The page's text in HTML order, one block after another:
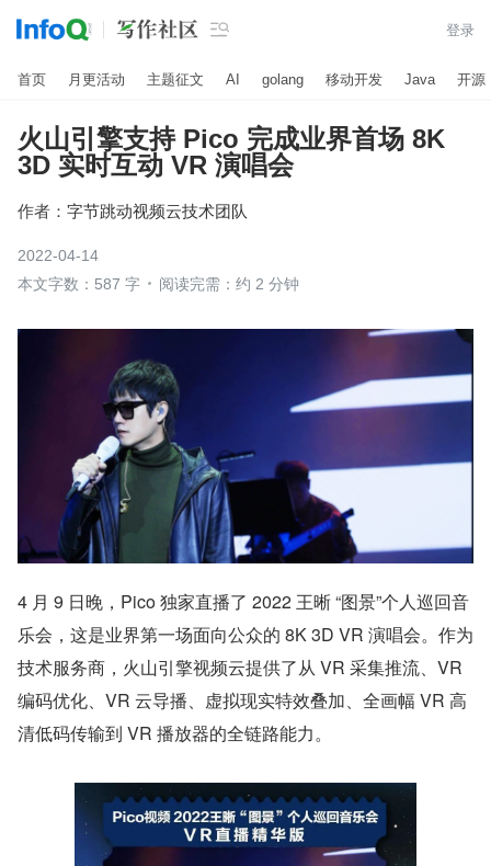
 登录
首页 月更活动 主题征文 AI golang 移动开发 Java 开源
火山引擎支持 Pico 完成业界首场 8K
3D 实时互动 VR 演唱会
作者： 字节跳动视频云技术团队
2022-04-14
本文字数：587 字
阅读完需：约 2 分钟
4 月 9 日晚，Pico 独家直播了 2022 王晰 “图景”个人巡回音
乐会，这是业界第一场面向公众的 8K 3D VR 演唱会。作为
技术服务商，火山引擎视频云提供了从 VR 采集推流、VR
编码优化、VR 云导播、虚拟现实特效叠加、全画幅 VR 高
清低码传输到 VR 播放器的全链路能力。